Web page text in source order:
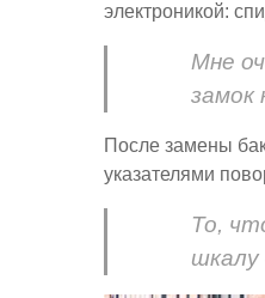
электроникой:
Мне
замок
После замены
указателями
То,
шкалу